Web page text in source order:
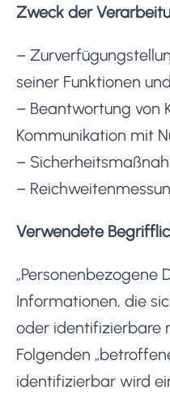
Zweck der
–
seiner Funktionen
– Beantwortung von
Kommunikation mit
–
–
Verwendete
„Personenbezogene
Informationen, die
oder identifizierbare
Folgenden
identifizierbar wird